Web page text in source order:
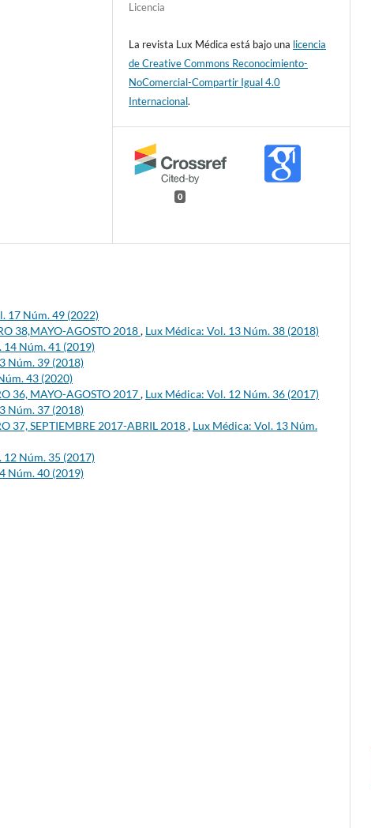
Licencia
La revista Lux Médica está bajo una licencia
de Creative Commons Reconocimiento-
NoComercial-Compartir Igual 4.0
Internacional.
0
17 Núm. 49 (2022)
38,MAYO-AGOSTO 2018, Lux Médica: Vol. 13 Núm. 38 (2018)
14 Núm. 41 (2019)
Núm. 39 (2018)
43 (2020)
36, MAYO-AGOSTO 2017, Lux Médica: Vol. 12 Núm. 36 (2017)
Núm. 37 (2018)
37, SEPTIEMBRE 2017-ABRIL 2018, Lux Médica: Vol. 13 Núm.
12 Núm. 35 (2017)
Núm. 40 (2019)